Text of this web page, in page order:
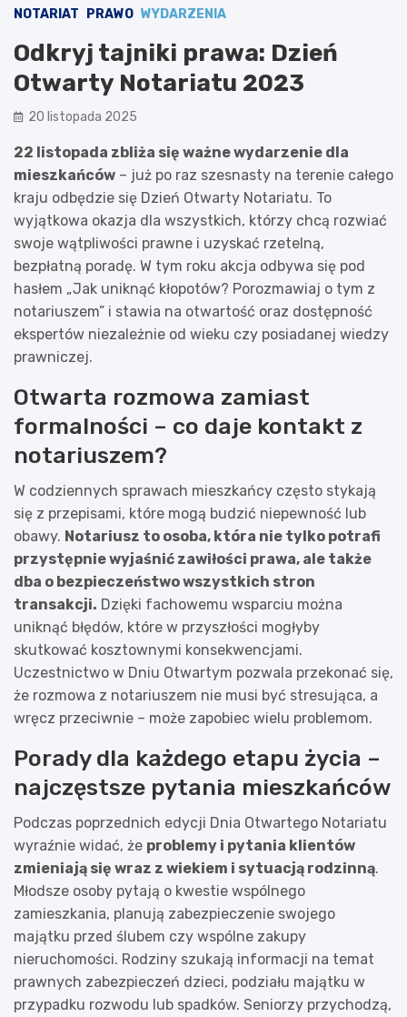
NOTARIAT PRAWO WYDARZENIA
Odkryj tajniki prawa: Dzień
Otwarty Notariatu 2023
20 listopada 2025
22 listopada zbliża się ważne wydarzenie dla
mieszkańców – już po raz szesnasty na terenie całego
kraju odbędzie się Dzień Otwarty Notariatu. To
wyjątkowa okazja dla wszystkich, którzy chcą rozwiać
swoje wątpliwości prawne i uzyskać rzetelną,
bezpłatną poradę. W tym roku akcja odbywa się pod
hasłem „Jak uniknąć kłopotów? Porozmawiaj o tym z
notariuszem” i stawia na otwartość oraz dostępność
ekspertów niezależnie od wieku czy posiadanej wiedzy
prawniczej.
Otwarta rozmowa zamiast
formalności – co daje kontakt z
notariuszem?
W codziennych sprawach mieszkańcy często stykają
się z przepisami, które mogą budzić niepewność lub
obawy. Notariusz to osoba, która nie tylko potrafi
przystępnie wyjaśnić zawiłości prawa, ale także
dba o bezpieczeństwo wszystkich stron
transakcji. Dzięki fachowemu wsparciu można
uniknąć błędów, które w przyszłości mogłyby
skutkować kosztownymi konsekwencjami.
Uczestnictwo w Dniu Otwartym pozwala przekonać się,
że rozmowa z notariuszem nie musi być stresująca, a
wręcz przeciwnie – może zapobiec wielu problemom.
Porady dla każdego etapu życia –
najczęstsze pytania mieszkańców
Podczas poprzednich edycji Dnia Otwartego Notariatu
wyraźnie widać, że problemy i pytania klientów
zmieniają się wraz z wiekiem i sytuacją rodzinną.
Młodsze osoby pytają o kwestie wspólnego
zamieszkania, planują zabezpieczenie swojego
majątku przed ślubem czy wspólne zakupy
nieruchomości. Rodziny szukają informacji na temat
prawnych zabezpieczeń dzieci, podziału majątku w
przypadku rozwodu lub spadków. Seniorzy przychodzą,